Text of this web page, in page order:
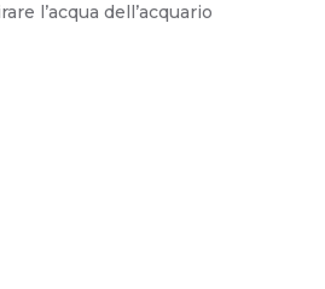
l’acqua dell’acquario